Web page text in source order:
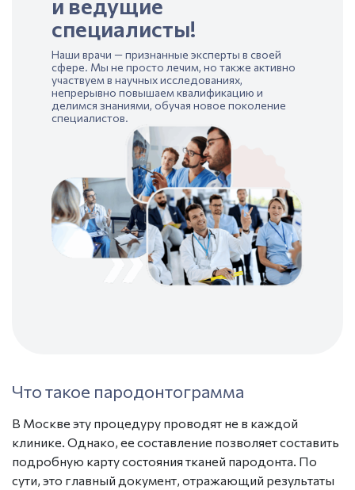
и ведущие
специалисты!
Наши врачи — признанные эксперты в своей
сфере. Мы не просто лечим, но также активно
участвуем в научных исследованиях,
непрерывно повышаем квалификацию и
делимся знаниями, обучая новое поколение
специалистов.
Что такое пародонтограмма
В Москве эту процедуру проводят не в каждой
клинике . Однако, ее составление позволяет составить
подробную карту состояния тканей пародонта. По
сути, это главный документ, отражающий результаты